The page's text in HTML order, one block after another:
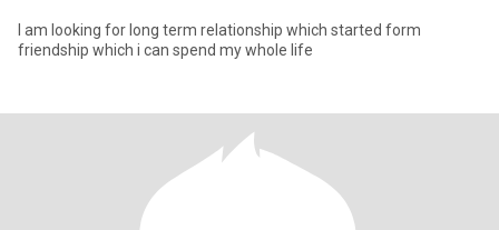
I am looking for long term relationship which started form
friendship which i can spend my whole life